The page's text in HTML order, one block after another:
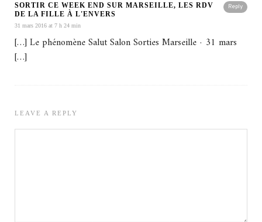
Reply
SORTIR CE WEEK END SUR MARSEILLE, LES RDV
DE LA FILLE À L'ENVERS
31 mars 2016 at 7 h 24 min
[…] Le phénomène Salut Salon Sorties Marseille · 31 mars
[…]
LEAVE A REPLY